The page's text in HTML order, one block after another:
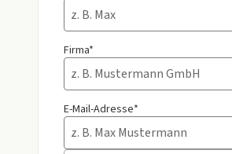
Firma*
E-Mail-Adresse*